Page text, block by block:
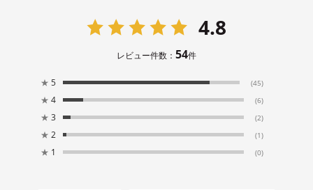
4.8
レビュー件数： 54件
★ 5 (45)
★ 4 (6)
★ 3 (2)
★ 2 (1)
★ 1 (0)